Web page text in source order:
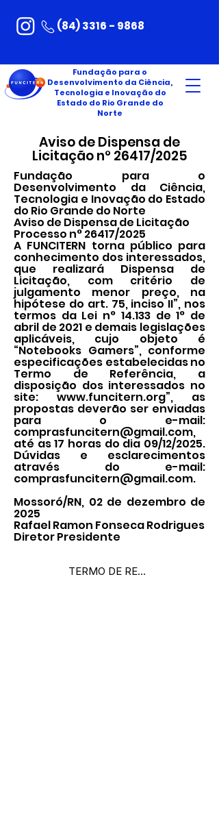
(84) 3316 - 9868
Fundação para o
Desenvolvimento da Ciência,
Tecnologia e Inovação do
Estado do Rio Grande do
Norte
Aviso de Dispensa de
Licitação n° 26417/2025
Fundação para o
Desenvolvimento da Ciência,
Tecnologia e Inovação do Estado
do Rio Grande do Norte
Aviso de Dispensa de Licitação
Processo n° 26417/2025
A FUNCITERN torna público para
conhecimento dos interessados,
que realizará Dispensa de
Licitação, com critério de
julgamento menor preço, na
hipótese do art. 75, inciso II”, nos
termos da Lei n° 14.133 de 1° de
abril de 2021 e demais legislações
aplicáveis, cujo objeto é
“Notebooks Gamers”, conforme
especificações estabelecidas no
Termo de Referência, a
disposição dos interessados no
site:www.funcitern.org”, as
propostas deverão ser enviadas
para o e-mail:
comprasfuncitern@gmail.com,
até as 17 horas do dia 09/12/2025.
Dúvidas e esclarecimentos
através do e-mail:
comprasfuncitern@gmail.com.
Mossoró/RN, 02 de dezembro de
2025
Rafael Ramon Fonseca Rodrigues
Diretor Presidente
TERMO DE REFERÊNCIA